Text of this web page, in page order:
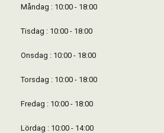
Måndag : 10:00 - 18:00
Tisdag : 10:00 - 18:00
Onsdag : 10:00 - 18:00
Torsdag : 10:00 - 18:00
Fredag : 10:00 - 18:00
Lördag : 10:00 - 14:00